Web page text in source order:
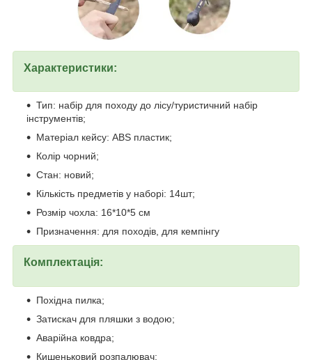
Характеристики:
Тип: набір для походу до лісу/туристичний набір
інструментів;
Матеріал кейсу: ABS пластик;
Колір чорний;
Стан: новий;
Кількість предметів у наборі: 14шт;
Розмір чохла: 16*10*5 см
Призначення: для походів, для кемпінгу
Комплектація:
Похідна пилка;
Затискач для пляшки з водою;
Аварійна ковдра;
Кишеньковий розпалювач;